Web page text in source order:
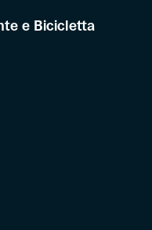
e Bicicletta